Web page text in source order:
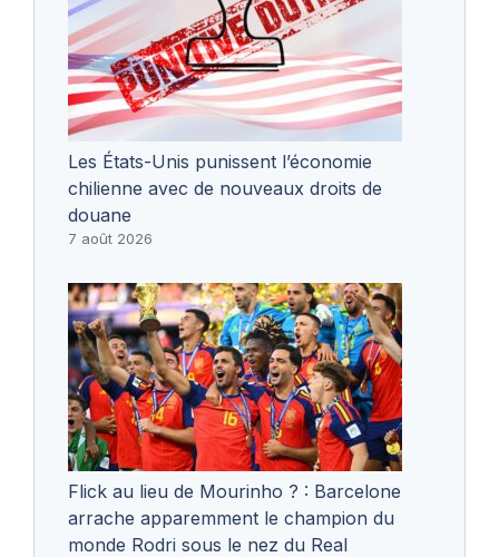
Les États-Unis punissent l’économie
chilienne avec de nouveaux droits de
douane
7 août 2026
Flick au lieu de Mourinho ? : Barcelone
arrache apparemment le champion du
monde Rodri sous le nez du Real